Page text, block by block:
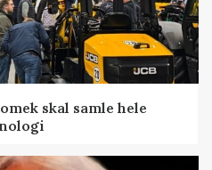
skal samle hele